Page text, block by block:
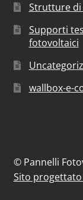
Strutture di
Supporti
fotovoltaici
wallbox-e-
© Pannelli
Sito progettato